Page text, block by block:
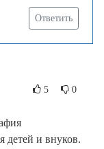
Ответить
5 0
и внуков.